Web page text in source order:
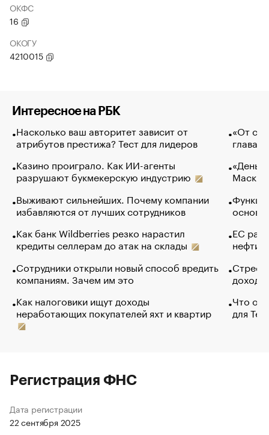
ОКФС
16
ОКОГУ
4210015
Интересное на РБК
Насколько ваш авторитет зависит от
атрибутов престижа? Тест для лидеров
Казино проиграло. Как ИИ-агенты
разрушают букмекерскую индустрию
Выживают сильнейших. Почему компании
избавляются от лучших сотрудников
Как банк Wildberries резко нарастил
кредиты селлерам до атак на склады
Сотрудники открыли новый способ вредить
компаниям. Зачем им это
Как налоговики ищут доходы
неработающих покупателей яхт и квартир
«От
глава
Маск в
основ
ЕС
нефти
Что
для
Регистрация ФНС
Дата регистрации
22 сентября 2025